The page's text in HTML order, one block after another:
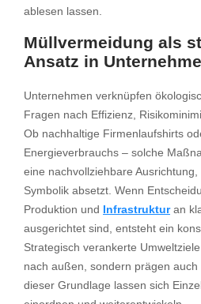
ablesen lassen.
Müllvermeidung als
Ansatz in
Unternehmen verknüpfen
Fragen nach Effizienz,
Ob nachhaltige Firmenlaufshirts
Energieverbrauchs – solche
eine nachvollziehbare
Symbolik absetzt. Wenn
Produktion und
Infrastrukturan
ausgerichtet sind, entsteht ein
Strategisch verankerte
nach außen, sondern prägen auch
dieser Grundlage lassen sich